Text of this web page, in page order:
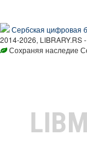
Сербская цифровая
2014-2026, LIBRARY.RS
Сохраняя наследие